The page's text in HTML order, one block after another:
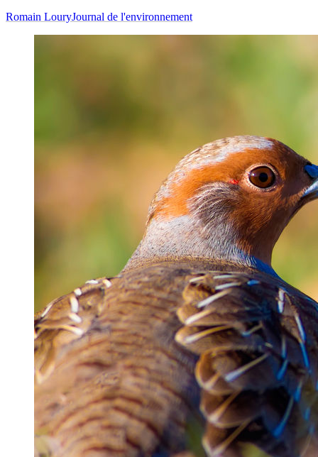
Romain LouryJournal de l'environnement